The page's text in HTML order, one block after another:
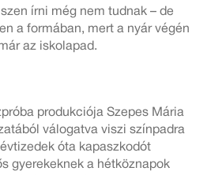
írni még nem tudnak – de
a formában, mert a nyár végén
az iskolapad.
produkciója Szepes Mária
válogatva viszi színpadra
óta kapaszkodót
gyerekeknek a hétköznapok